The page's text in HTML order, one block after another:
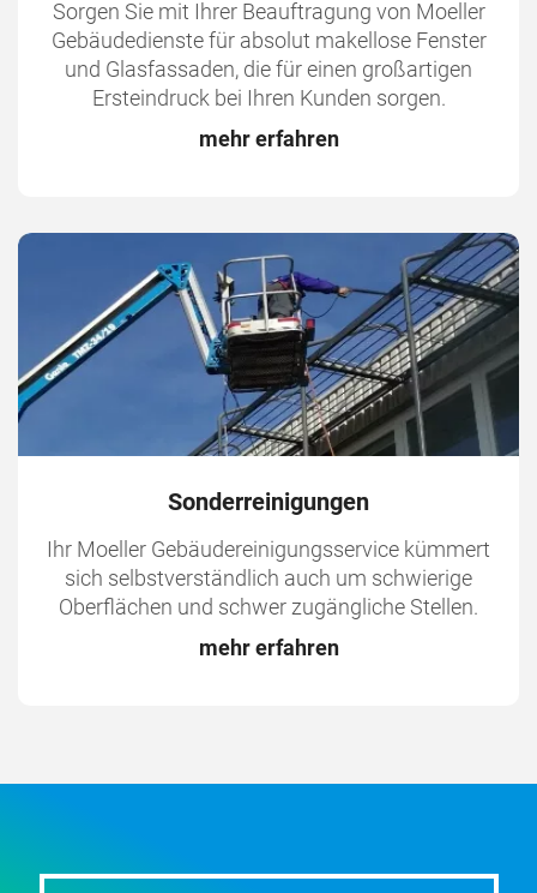
Sorgen Sie mit Ihrer Beauftragung von Moeller
Gebäudedienste für absolut makellose Fenster
und Glasfassaden, die für einen großartigen
Ersteindruck bei Ihren Kunden sorgen.
mehr erfahren
Sonderreinigungen
Ihr Moeller Gebäudereinigungsservice kümmert
sich selbstverständlich auch um schwierige
Oberflächen und schwer zugängliche Stellen.
mehr erfahren